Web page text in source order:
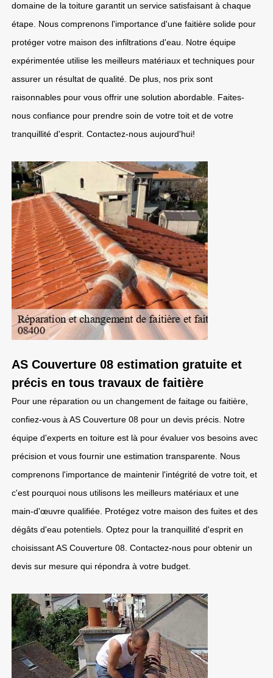
domaine de la toiture garantit un service satisfaisant à chaque
étape. Nous comprenons l'importance d'une faitière solide pour
protéger votre maison des infiltrations d'eau. Notre équipe
expérimentée utilise les meilleurs matériaux et techniques pour
assurer un résultat de qualité. De plus, nos prix sont
raisonnables pour vous offrir une solution abordable. Faites-
nous confiance pour prendre soin de votre toit et de votre
tranquillité d'esprit. Contactez-nous aujourd'hui!
AS Couverture 08 estimation gratuite et
précis en tous travaux de faitière
Pour une réparation ou un changement de faitage ou faitière,
confiez-vous à AS Couverture 08 pour un devis précis. Notre
équipe d'experts en toiture est là pour évaluer vos besoins avec
précision et vous fournir une estimation transparente. Nous
comprenons l'importance de maintenir l'intégrité de votre toit, et
c'est pourquoi nous utilisons les meilleurs matériaux et une
main-d'œuvre qualifiée. Protégez votre maison des fuites et des
dégâts d'eau potentiels. Optez pour la tranquillité d'esprit en
choisissant AS Couverture 08. Contactez-nous pour obtenir un
devis sur mesure qui répondra à votre budget.